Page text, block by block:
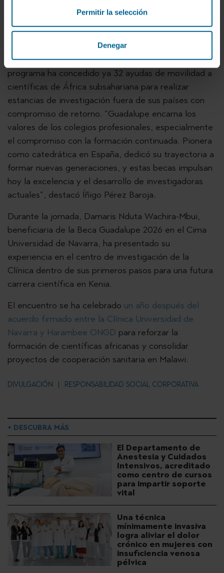
Permitir la selección
Denegar
En este contexto se ha abordado también el trabajo
de lasBecas Guadalupe, impulsadas por
en memoria de la científica
española Guadalupe Ortiz de Landázuri. El
programa ha concedido ya 32 ayudas de movilidad a
científicas de África subsahariana para realizar
estancias de investigación fuera de sus países con
compromiso de retorno. “Guadalupe encarna los
valores de los colegios profesionales, especialmente
el compromiso con la formación continuada. Pionera
como catedrática en España, dedicó su trayectoria a
formar nuevas generaciones, y estas becas impulsan
hoy la excelencia y el desarrollo de investigadoras
actuales”, destacó Íñigo Pérez Baroja.
Durante la jornada, Damaris Nduta Wachira-Mbui,
beneficiaria de la Beca Guadalupe 2026 en el Cima
Universidad de Navarra, ha presentado su
experiencia en el centro de investigación de la
Clínica dentro de sus primeros pasos para una futura
carrera científica en Kenia.
El encuentro se ha celebrado un año después del
acuerdo firmado entre la Clínica Universidad de
Navarra y Harambee ONGD para reforzar la
formación de científicas africanas y consolidar
proyectos de cooperación sanitaria en Malawi.
DIVULGACIÓN RESPONSABILIDAD SOCIAL CORPORATIVA
+ DESCUBRA MÁS
El Departamento de
Anestesia y Cuidados
Intensivos, acreditado
como centro de cursos
para impartir soporte
vital
Una técnica
mínimamente invasiva
logra aliviar el dolor
crónico en mujeres con
insuficiencia venosa
pélvica